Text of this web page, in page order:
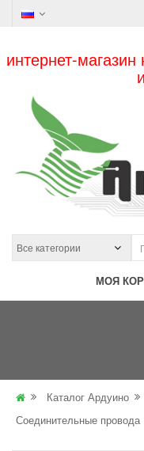
интернет-
МОЯ
Каталог Ардуино
Соединительные провода